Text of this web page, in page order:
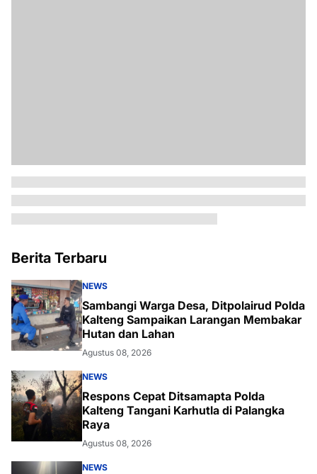
Berita Terbaru
NEWS
Sambangi Warga Desa, Ditpolairud Polda
Kalteng Sampaikan Larangan Membakar
Hutan dan Lahan
Agustus 08, 2026
NEWS
Respons Cepat Ditsamapta Polda
Kalteng Tangani Karhutla di Palangka
Raya
Agustus 08, 2026
NEWS